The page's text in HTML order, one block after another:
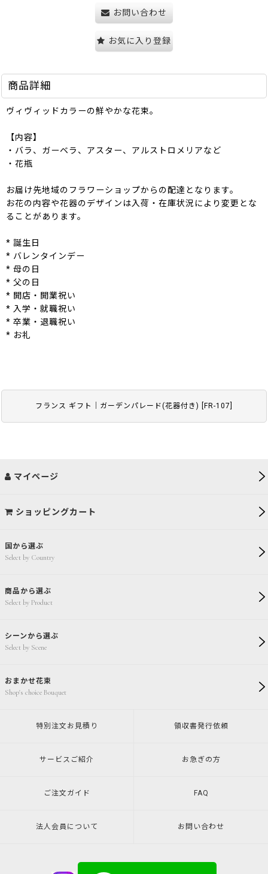
フランス ギフト｜ガーデンパレード(花器付き) FR-107
お問い合わせ
お気に入り登録
商品詳細
ヴィヴィッドカラーの鮮やかな花束。
【内容】
・バラ、ガーベラ、アスター、アルストロメリアなど
・花瓶
お届け先地域のフラワーショップからの配達となります。
お花の内容や花器のデザインは入荷・在庫状況により変更とな
ることがあります。
* 誕生日
* バレンタインデー
* 母の日
* 父の日
* 開店・開業祝い
* 入学・就職祝い
* 卒業・退職祝い
* お礼
国から選ぶ
Select by Country
商品から選ぶ
Select by Product
シーンから選ぶ
Select by Scene
おまかせ花束
Shop's choice Bouquet
マイページ
ショッピングカート
特別注文 お見積り 領収書発行依頼
サービスご紹介 お急ぎの方
ご注文ガイド FAQ
法人会員について お問い合わせ